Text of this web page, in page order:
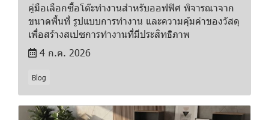
คู่มือเลือกซื้อโต๊ะทำงานสำหรับออฟฟิศ พิจารณาจาก
ขนาดพื้นที่ รูปแบบการทำงาน และความคุ้มค่าของวัสดุ
เพื่อสร้างสเปซการทำงานที่มีประสิทธิภาพ
4 ก.ค. 2026
Blog